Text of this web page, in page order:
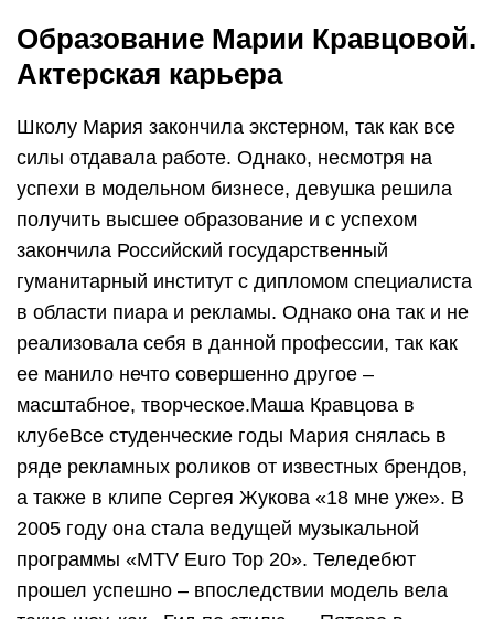
Образование Марии Кравцовой.
Актерская карьера
Школу Мария закончила экстерном, так как все
силы отдавала работе. Однако, несмотря на
успехи в модельном бизнесе, девушка решила
получить высшее образование и с успехом
закончила Российский государственный
гуманитарный институт с дипломом специалиста
в области пиара и рекламы. Однако она так и не
реализовала себя в данной профессии, так как
ее манило нечто совершенно другое –
масштабное, творческое.Маша Кравцова в
клубеВсе студенческие годы Мария снялась в
ряде рекламных роликов от известных брендов,
а также в клипе Сергея Жукова «18 мне уже». В
2005 году она стала ведущей музыкальной
программы «MTV Euro Top 20». Теледебют
прошел успешно – впоследствии модель вела